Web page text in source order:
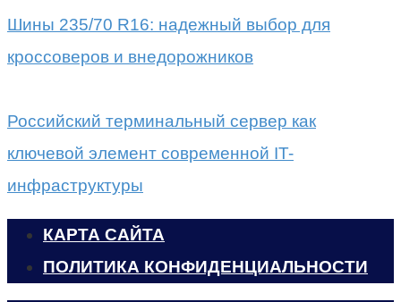
Шины 235/70 R16: надежный выбор для
кроссоверов и внедорожников
Российский терминальный сервер как
ключевой элемент современной IT-
инфраструктуры
КАРТА САЙТА
ПОЛИТИКА КОНФИДЕНЦИАЛЬНОСТИ